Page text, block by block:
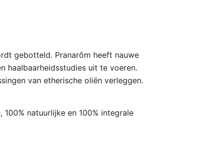
gebotteld. Pranarôm heeft nauwe
haalbaarheidsstudies uit te voeren.
van etherische oliën verleggen.
natuurlijke en 100% integrale